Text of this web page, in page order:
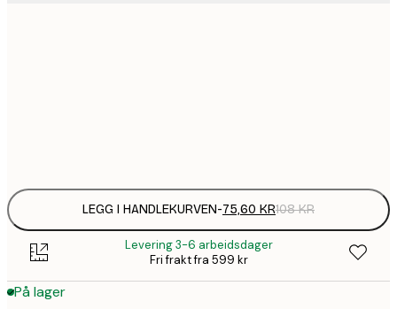
LEGG I HANDLEKURVEN-75,60 KR108 KR
Levering 3-6 arbeidsdager
Fri frakt fra 599 kr
På lager